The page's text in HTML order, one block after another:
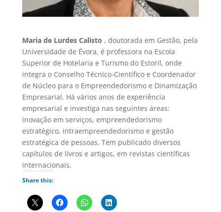
Maria de Lurdes Calisto , doutorada em Gestão, pela
Universidade de Évora, é professora na Escola
Superior de Hotelaria e Turismo do Estoril, onde
integra o Conselho Técnico-Científico e Coordenador
de Núcleo para o Empreendedorismo e Dinamização
Empresarial. Há vários anos de experiência
empresarial e investiga nas seguintes áreas:
inovação em serviços, empreendedorismo
estratégico, intraempreendedorismo e gestão
estratégica de pessoas. Tem publicado diversos
capítulos de livros e artigos, em revistas científicas
internacionais.
Share this: